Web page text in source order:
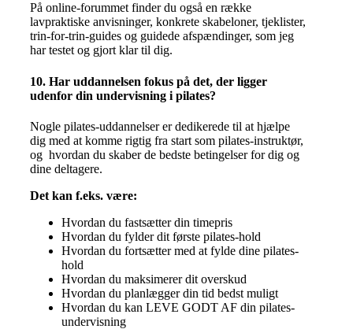
På online-forummet finder du også en række
lavpraktiske anvisninger, konkrete skabeloner, tjeklister,
trin-for-trin-guides og guidede afspændinger, som jeg
har testet og gjort klar til dig.
10. Har uddannelsen fokus på det, der ligger
udenfor din undervisning i pilates?
Nogle pilates-uddannelser er dedikerede til at hjælpe
dig med at komme rigtig fra start som pilates-instruktør,
og hvordan du skaber de bedste betingelser for dig og
dine deltagere.
Det kan f.eks. være:
Hvordan du fastsætter din timepris
Hvordan du fylder dit første pilates-hold
Hvordan du fortsætter med at fylde dine pilates-
hold
Hvordan du maksimerer dit overskud
Hvordan du planlægger din tid bedst muligt
Hvordan du kan LEVE GODT AF din pilates-
undervisning